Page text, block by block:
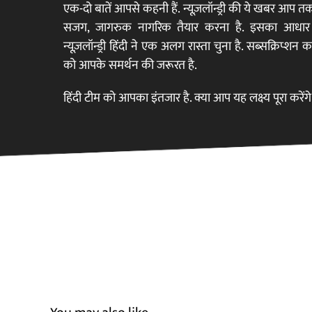
एक-दो बातें आपसे कहनी हैं. न्यूज़लॉन्ड्री की ये खबर आप
सजग, जागरुक नागरिक तैयार करना है. इसका आधार
न्यूज़लॉन्ड्री हिंदी ने एक अलग रास्ता चुना है. सब्सक्रिप्शन
को आपके समर्थन की जरूरत है.
हिंदी टीम को आपका इंतजार है. क्या आप यह लक्ष्य पूरा